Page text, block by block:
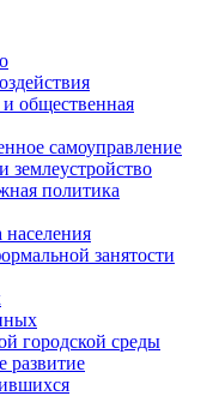
общественная
самоуправление
политика
населения
занятости
городской среды
развитие